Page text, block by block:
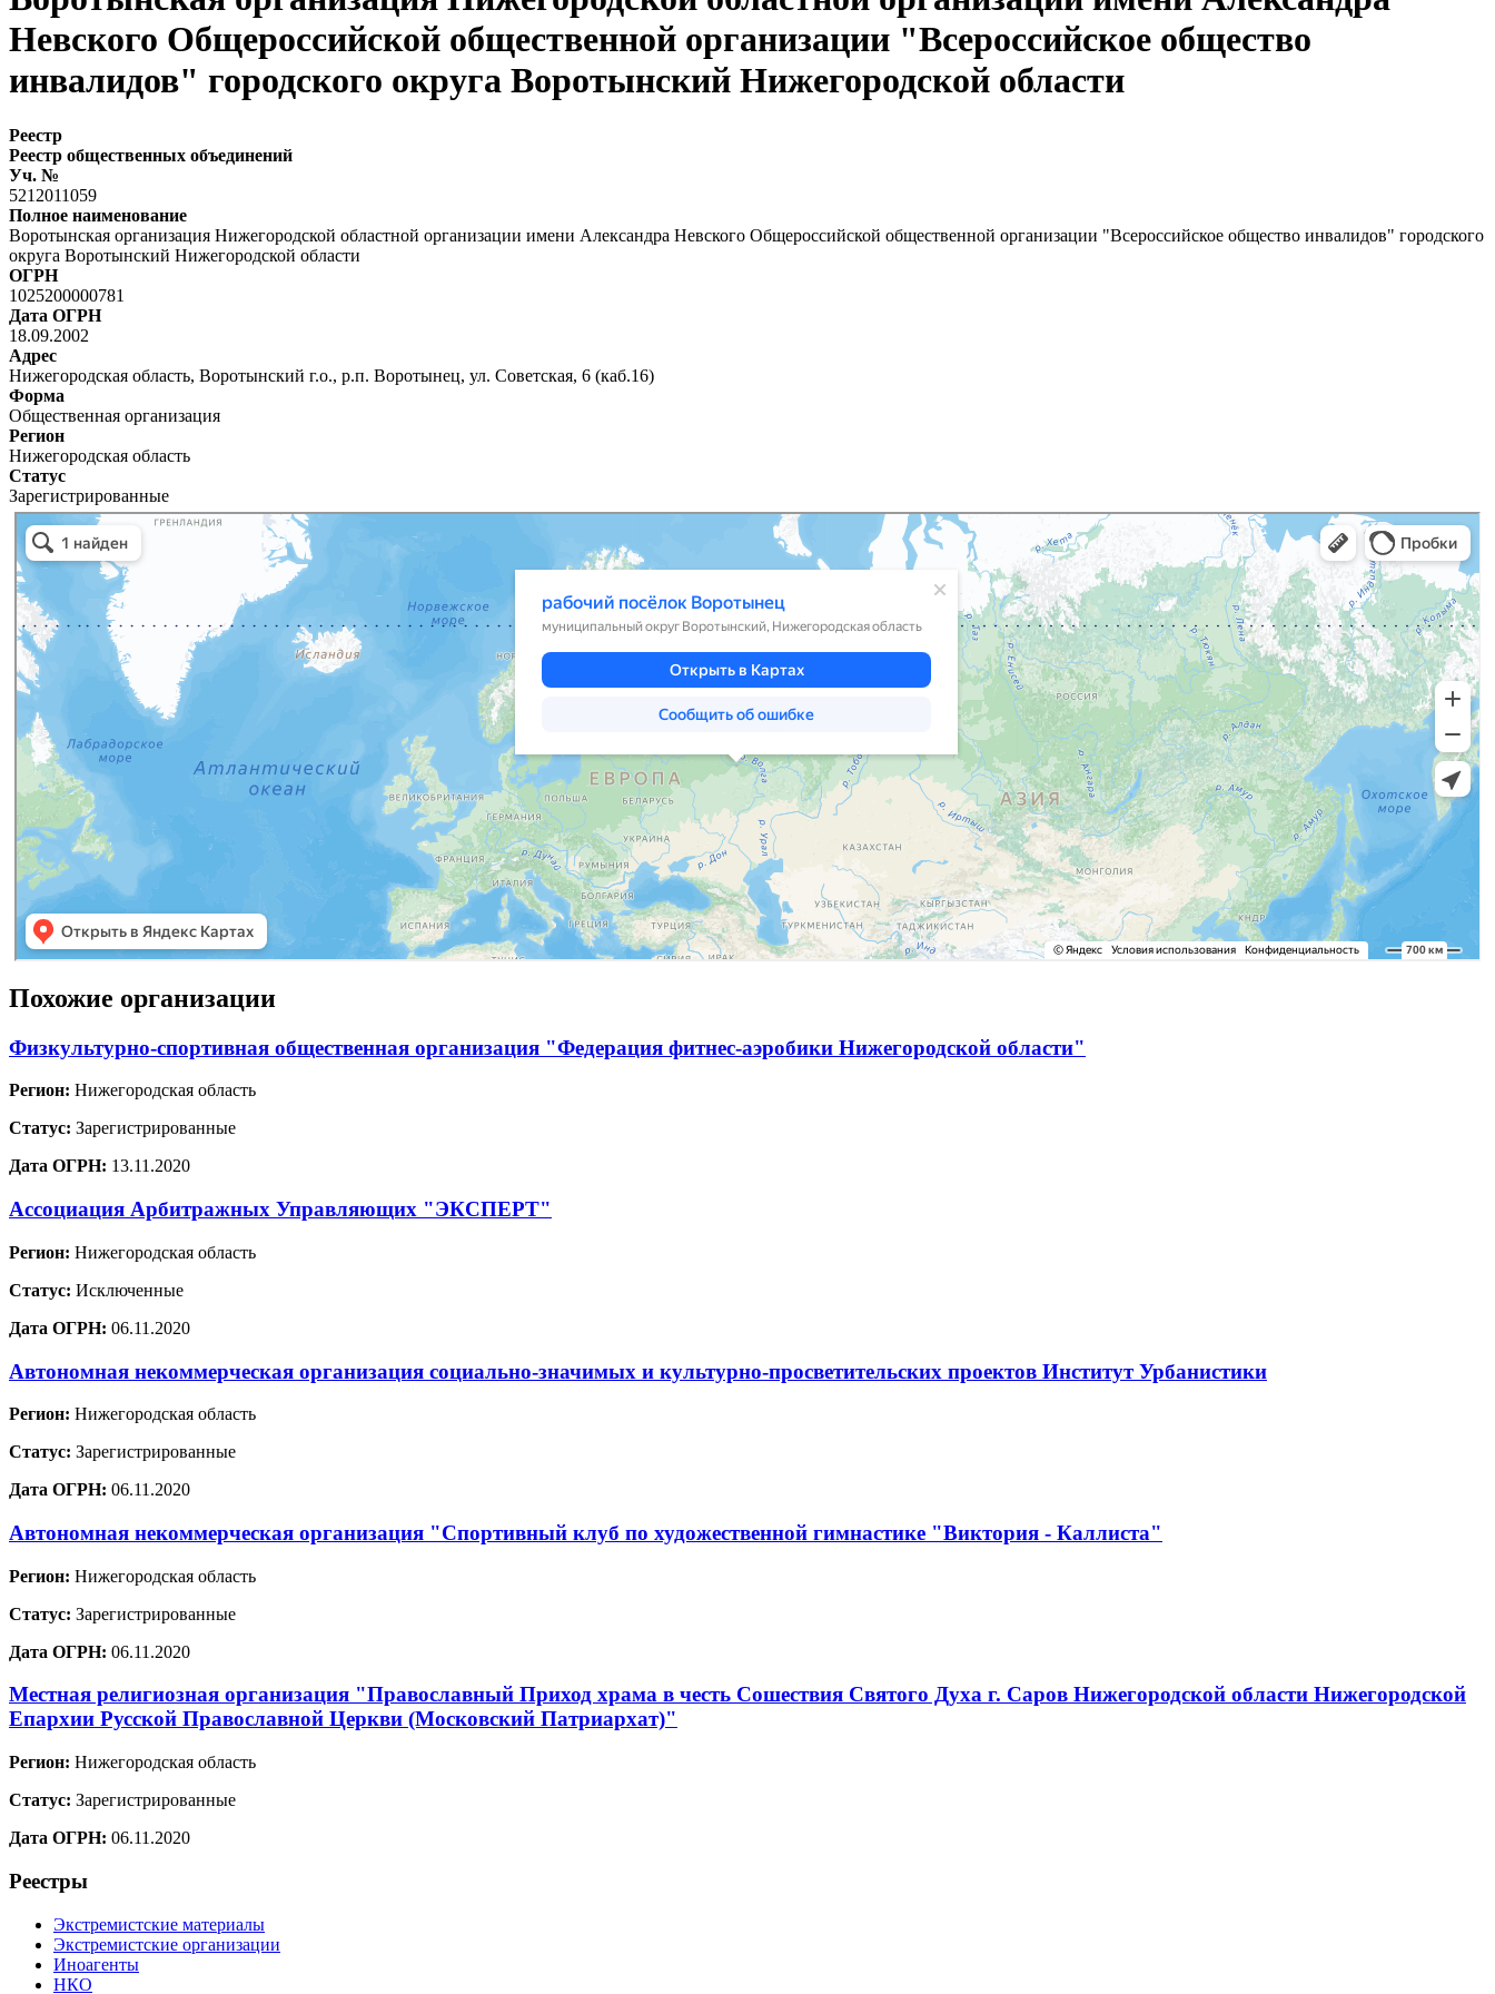
Невского Общероссийской общественной организации "Всероссийское общество
инвалидов" городского округа Воротынский Нижегородской области
Реестр
Реестр общественных объединений
Уч. №
5212011059
Полное наименование
Воротынская организация Нижегородской областной организации имени Александра Невского Общероссийской общественной организации "Всероссийское общество инвалидов" городского
округа Воротынский Нижегородской области
ОГРН
1025200000781
Дата ОГРН
18.09.2002
Адрес
Нижегородская область, Воротынский г.о., р.п. Воротынец, ул. Советская, 6 (каб.16)
Форма
Общественная организация
Регион
Нижегородская область
Статус
Зарегистрированные
Похожие организации
Физкультурно-спортивная общественная организация "Федерация фитнес-аэробики Нижегородской области"
Регион: Нижегородская область
Статус: Зарегистрированные
Дата ОГРН: 13.11.2020
Ассоциация Арбитражных Управляющих "ЭКСПЕРТ"
Регион: Нижегородская область
Статус: Исключенные
Дата ОГРН: 06.11.2020
Автономная некоммерческая организация социально-значимых и культурно-просветительских проектов Институт Урбанистики
Регион: Нижегородская область
Статус: Зарегистрированные
Дата ОГРН: 06.11.2020
Автономная некоммерческая организация "Спортивный клуб по художественной гимнастике "Виктория - Каллиста"
Регион: Нижегородская область
Статус: Зарегистрированные
Дата ОГРН: 06.11.2020
Местная религиозная организация "Православный Приход храма в честь Сошествия Святого Духа г. Саров Нижегородской области Нижегородской
Епархии Русской Православной Церкви (Московский Патриархат)"
Регион: Нижегородская область
Статус: Зарегистрированные
Дата ОГРН: 06.11.2020
Реестры
Экстремистские материалы
Экстремистские организации
Иноагенты
НКО